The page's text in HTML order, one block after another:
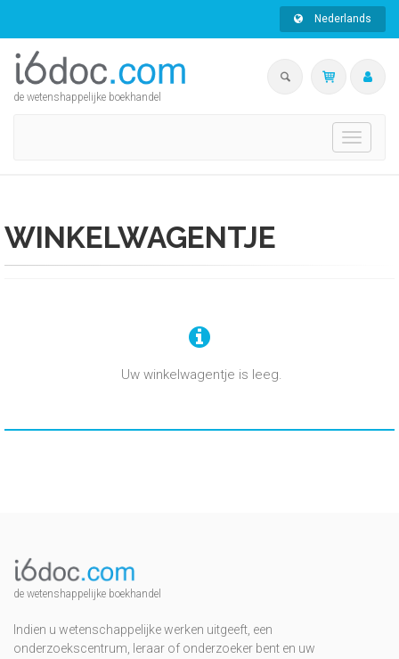
Nederlands
de wetenshappelijke boekhandel
Toggle
WINKELWAGENTJE
Uw winkelwagentje is leeg.
de wetenshappelijke boekhandel
Indien u wetenschappelijke werken uitgeeft, een
onderzoekscentrum, leraar of onderzoeker bent en uw